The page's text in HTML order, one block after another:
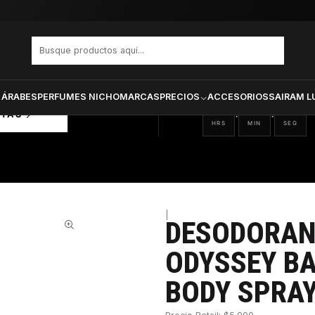
PERFUMES NICHOMARCASPRECIOS ACCESORIOSSAIRAM
BA HA MAS UNISEX BODY SPRAY 200 ML
07
HRS
: 45
MIN
: 15
SEG
ODYSSEY
BODY